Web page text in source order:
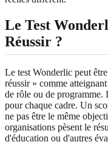
Le Test
Réussir ?
Le test Wonderlic peut
réussir » comme
de rôle ou de programme.
pour chaque cadre. Un
ne pas être le même
organisations pèsent le
d'éducation ou d'autres